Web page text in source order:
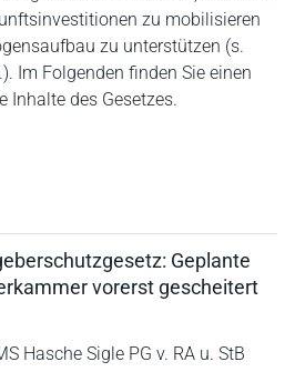
zu mobilisieren
zu unterstützen (s.
Im Folgenden finden Sie einen
Inhalte des Gesetzes.
Geplante
vorerst gescheitert
Hasche Sigle PG v. RA u. StB